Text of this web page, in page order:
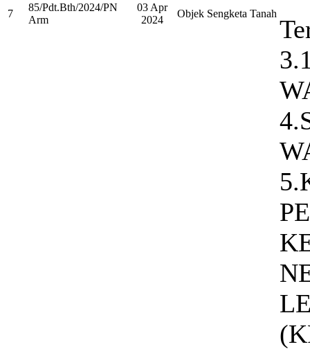
7
85/Pdt.Bth/2024/PN
Arm
03 Apr
2024
Objek Sengketa Tanah